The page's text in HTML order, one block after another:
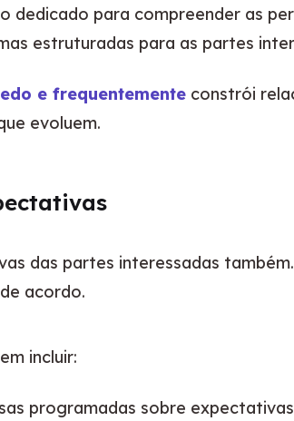
dedicado para compreender as
estruturadas para as partes
e frequentemente constrói
evoluem.
das partes interessadas
acordo.
incluir:
programadas sobre